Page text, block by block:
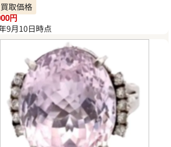
取価格
円
9月10日時点